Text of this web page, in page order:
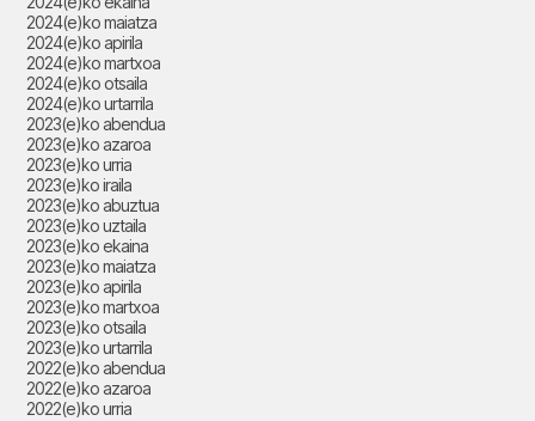
2024(e)ko maiatza
2024(e)ko apirila
2024(e)ko martxoa
2024(e)ko otsaila
2024(e)ko urtarrila
2023(e)ko abendua
2023(e)ko azaroa
2023(e)ko urria
2023(e)ko iraila
2023(e)ko abuztua
2023(e)ko uztaila
2023(e)ko ekaina
2023(e)ko maiatza
2023(e)ko apirila
2023(e)ko martxoa
2023(e)ko otsaila
2023(e)ko urtarrila
2022(e)ko abendua
2022(e)ko azaroa
2022(e)ko urria